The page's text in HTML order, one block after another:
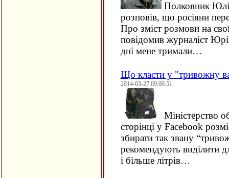
Полковник
розповів, що росіяни
Про зміст розмови на
повідомив журналіст
дні мене тримали…
Що класти у "тривожну
2014-03-27 09:00:51
Міністерство
сторінці у Facebook
збирати так звану
рекомендують виділити
і більше літрів…